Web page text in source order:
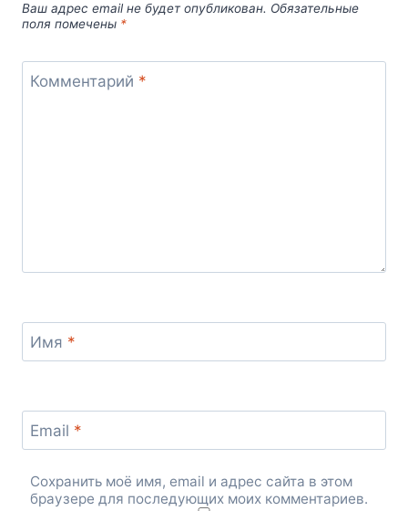
Ваш адрес email не будет опубликован. Обязательные
поля помечены *
Комментарий *
Имя *
Email *
Сохранить моё имя, email и адрес сайта в этом
браузере для последующих моих комментариев.